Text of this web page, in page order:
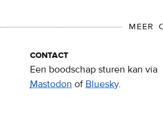
MEER
contact
Een boodschap sturen kan via
Mastodon ofBluesky.